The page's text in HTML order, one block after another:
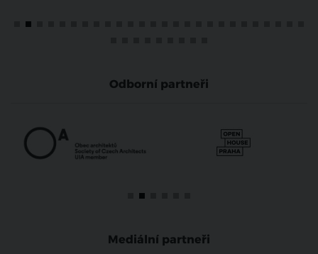
Odborní partneři
Mediální partneři